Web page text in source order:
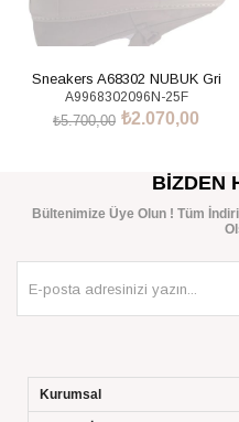
Sneakers A68302 NUBUK Gri
A9968302096N-25F
₺2.070,00
₺5.700,00
BIZDEN
Bültenimize Üye Olun ! Tüm
Kurumsal